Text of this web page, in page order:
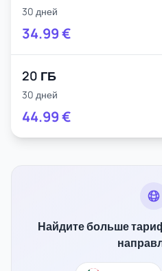
30 дней
34.99€
20 ГБ
30 дней
44.99€
Найдите больше